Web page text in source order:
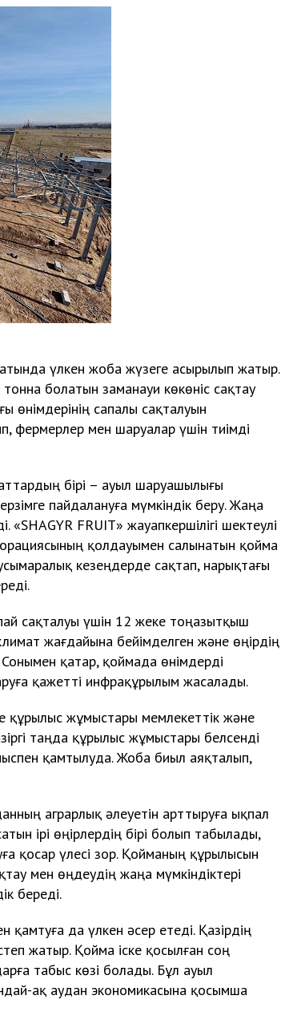
үлкен жоба жүзеге асырылып жатыр.
болатын заманауи көкөніс сақтау
сапалы сақталуын
фермерлер мен шаруалар үшін тиімді
бірі – ауыл шаруашылығы
пайдалануға мүмкіндік беру. Жаңа
FRUIT» жауапкершілігі шектеулі
қолдауымен салынатын қойма
кезеңдерде сақтап, нарықтағы
сақталуы үшін 12 жеке тоңазытқыш
жағдайына бейімделген және өңірдің
қатар, қоймада өнімдерді
қажетті инфрақұрылым жасалады.
жұмыстары мемлекеттік және
таңда құрылыс жұмыстары белсенді
қамтылуда. Жоба биыл аяқталып,
аграрлық әлеуетін арттыруға ықпал
ірі өңірлердің бірі болып табылады,
қосар үлесі зор. Қойманың құрылысын
мен өңдеудің жаңа мүмкіндіктері
береді.
да үлкен әсер етеді. Қазірдің
жатыр. Қойма іске қосылған соң
табыс көзі болады. Бұл ауыл
ақ аудан экономикасына қосымша